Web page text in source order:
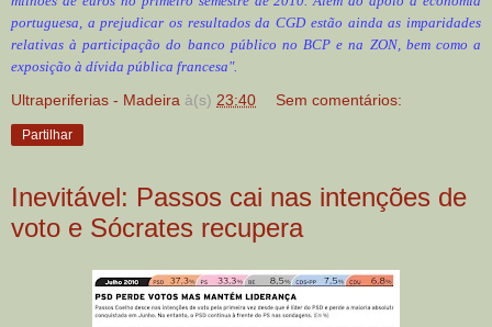
portuguesa, a prejudicar os resultados da CGD estão ainda as imparidades
relativas à participação do banco público no BCP e na ZON, bem como a
exposição à dívida pública francesa".
Ultraperiferias - Madeira à(s) 23:40 Sem comentários:
Partilhar
Inevitável: Passos cai nas intenções de
voto e Sócrates recupera